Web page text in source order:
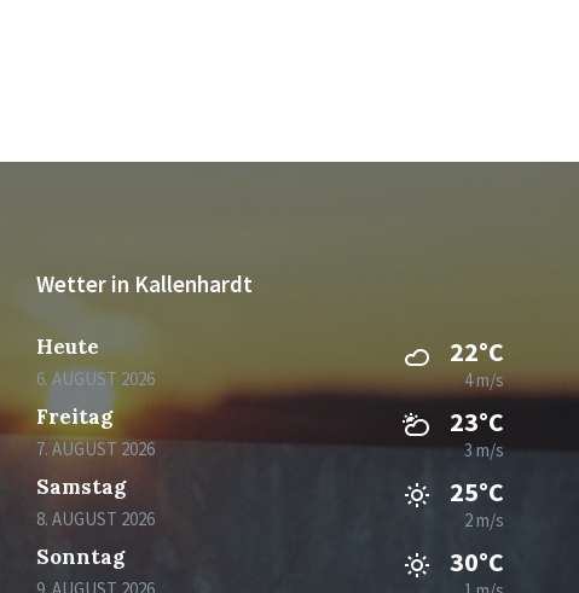
Wetter in Kallenhardt
Heute
6. AUGUST 2026
22°C
4 m/s
Freitag
7. AUGUST 2026
23°C
3 m/s
Samstag
8. AUGUST 2026
25°C
2 m/s
Sonntag 30°C